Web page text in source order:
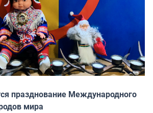
празднование Международного
мира